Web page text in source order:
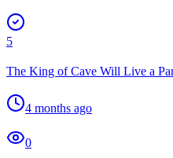
5
The King of Cave Will Live a
4 months ago
0